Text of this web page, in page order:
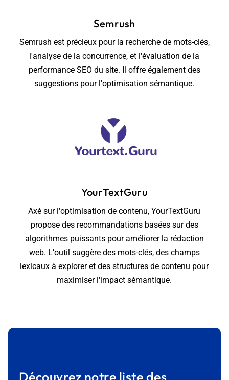
Semrush
Semrush est précieux pour la recherche de mots-clés,
l'analyse de la concurrence, et l'évaluation de la
performance SEO du site. Il offre également des
suggestions pour l'optimisation sémantique.
YourTextGuru
Axé sur l'optimisation de contenu, YourTextGuru
propose des recommandations basées sur des
algorithmes puissants pour améliorer la rédaction
web. L’outil suggère des mots-clés, des champs
lexicaux à explorer et des structures de contenu pour
maximiser l'impact sémantique.